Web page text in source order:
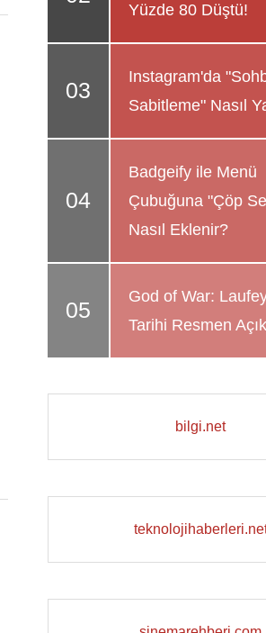
Yüzde 80 Düştü!
Instagram'da
Sabitleme" Nasıl
Badgeify ile Menü
Çubuğuna "Çöp
Nasıl Eklenir?
God of War: Laufey
Tarihi Resmen
bilgi.net